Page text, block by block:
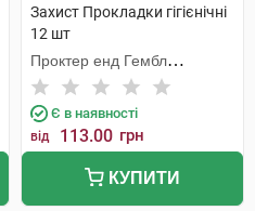
Захист Прокладки гігієнічні
12 шт
Проктер енд Гембл
Мануфекчурінг
Є в наявності
від 113.00 грн
КУПИТИ